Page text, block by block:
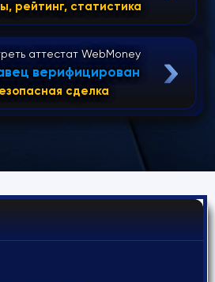
рейтинг, статистика
аттестат WebMoney
верифицирован
сделка